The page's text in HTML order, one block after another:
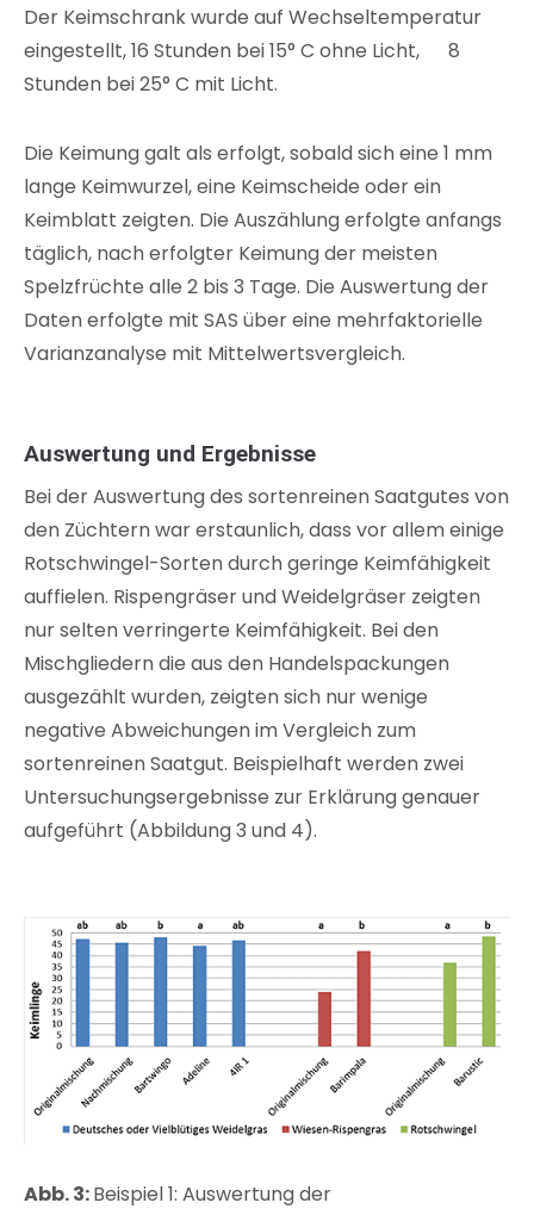
Der Keimschrank wurde auf Wechseltemperatur
eingestellt, 16 Stunden bei 15° C ohne Licht, 8
Stunden bei 25° C mit Licht.
Die Keimung galt als erfolgt, sobald sich eine 1 mm
lange Keimwurzel, eine Keimscheide oder ein
Keimblatt zeigten. Die Auszählung erfolgte anfangs
täglich, nach erfolgter Keimung der meisten
Spelzfrüchte alle 2 bis 3 Tage. Die Auswertung der
Daten erfolgte mit SAS über eine mehrfaktorielle
Varianzanalyse mit Mittelwertsvergleich.
Auswertung und Ergebnisse
Bei der Auswertung des sortenreinen Saatgutes von
den Züchtern war erstaunlich, dass vor allem einige
Rotschwingel-Sorten durch geringe Keimfähigkeit
auffielen. Rispengräser und Weidelgräser zeigten
nur selten verringerte Keimfähigkeit. Bei den
Mischgliedern die aus den Handelspackungen
ausgezählt wurden, zeigten sich nur wenige
negative Abweichungen im Vergleich zum
sortenreinen Saatgut. Beispielhaft werden zwei
Untersuchungsergebnisse zur Erklärung genauer
aufgeführt (Abbildung 3 und 4).
Abb. 3:Beispiel 1: Auswertung der